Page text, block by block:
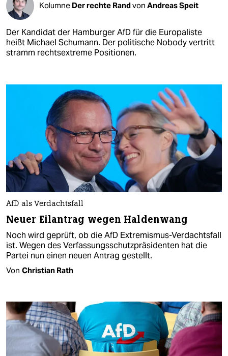
Kolumne Der rechte Randvon Andreas Speit
Der Kandidat der Hamburger AfD für die Europaliste
heißt Michael Schumann. Der politische Nobody vertritt
stramm rechtsextreme Positionen.
AfD als Verdachtsfall
Neuer Eilantrag wegen Haldenwang
Noch wird geprüft, ob die AfD Extremismus-Verdachtsfall
ist. Wegen des Verfassungsschutzpräsidenten hat die
Partei nun einen neuen Antrag gestellt.
Von Christian Rath